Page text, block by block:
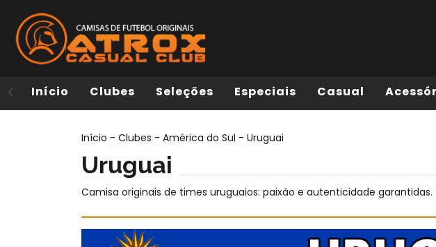
Início Clubes Seleções Especiais Casual
Início - Clubes - América do Sul - Uruguai
Uruguai
Camisa originais de times uruguaios: paixão e autenticidade garantidas.